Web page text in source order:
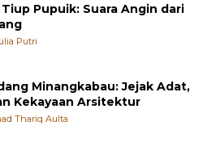
Pupuik: Suara Angin dari
Putri
Minangkabau: Jejak Adat,
Kekayaan Arsitektur
Thariq Aulta